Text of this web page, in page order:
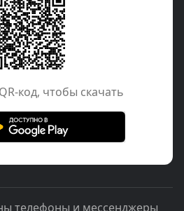
код, чтобы скачать
телефоны и мессенджеры